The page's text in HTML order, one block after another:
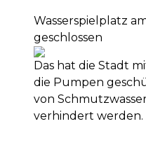
Wasserspielplatz
geschlossen
Das hat die Stadt
die Pumpen
von
verhindert werden.